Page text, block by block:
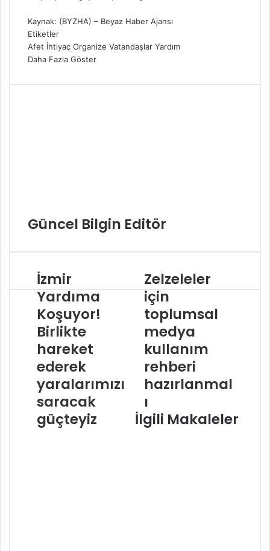
Kaynak: (BYZHA) – Beyaz Haber Ajansı
Etiketler
Afet İhtiyaç Organize Vatandaşlar Yardım
Daha Fazla Göster
Güncel Bilgin Editör
İzmir
Yardıma
Koşuyor!
Birlikte
hareket
ederek
yaralarımızı
saracak
güçteyiz
Zelzeleler
için
toplumsal
medya
kullanım
rehberi
hazırlanmal
ı
İlgili Makaleler